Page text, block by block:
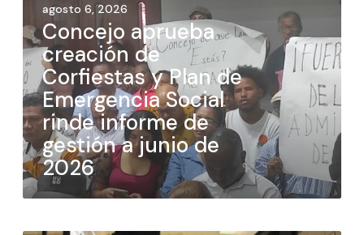
agosto 6, 2026
Concejo aprueba
creación de
Corfiestas y Plan de
Emergencia Social
rinde informe de
gestión a junio de
2026